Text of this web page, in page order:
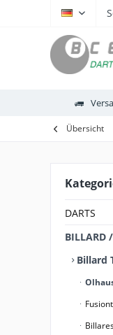
Übersicht
DARTS
BILLARD
Billard